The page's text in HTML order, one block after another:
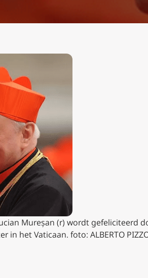
Mureșan (r) wordt gefeliciteerd
het Vaticaan. foto: ALBERTO